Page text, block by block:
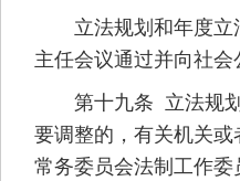
立法规划和年度立
主任会议通过并向社会
第十九条 立法规划
要调整的，有关机关
常务委员会法制工作